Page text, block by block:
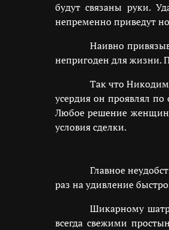
будут связаны руки.
непременно приведут
Наивно
непригоден для жизни.
Так что
усердия он проявлял
Любое решение женщин
условия сделки.
Главное
раз на удивление
Шикарному
всегда свежими